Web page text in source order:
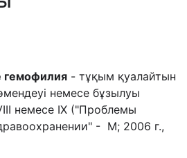
гемофилия - тұқым қуалайтын
немесе бұзылуы
немесе IX ("Проблемы
- М; 2006 г.,